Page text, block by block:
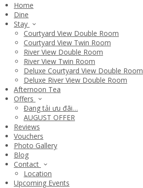
Home
Dine
Stay
Courtyard View Double Room
Courtyard View Twin Room
River View Double Room
River View Twin Room
Deluxe Courtyard View Double Room
Deluxe River View Double Room
Afternoon Tea
Offers
Đang tải ưu đãi…
AUGUST OFFER
Reviews
Vouchers
Photo Gallery
Blog
Contact
Location
Upcoming Events